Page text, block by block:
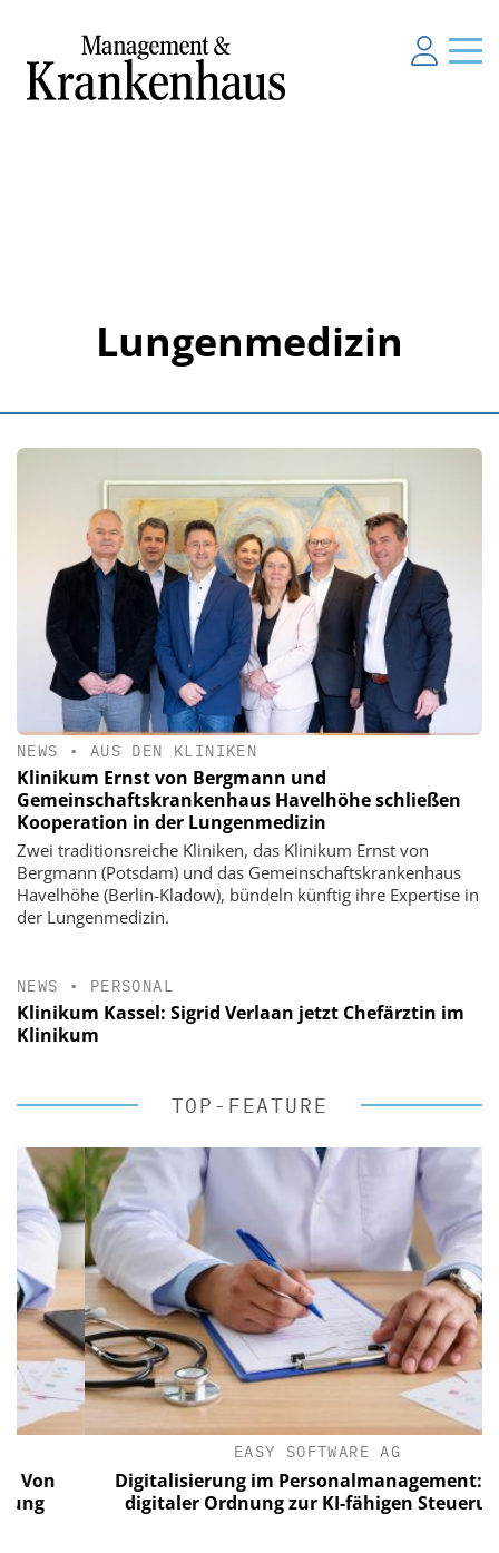
Lungenmedizin
NEWS • AUS DEN KLINIKEN
Klinikum Ernst von Bergmann und
Gemeinschaftskrankenhaus Havelhöhe schließen
Kooperation in der Lungenmedizin
Zwei traditionsreiche Kliniken, das Klinikum Ernst von
Bergmann (Potsdam) und das Gemeinschaftskrankenhaus
Havelhöhe (Berlin-Kladow), bündeln künftig ihre Expertise in
der Lungenmedizin.
NEWS • PERSONAL
Klinikum Kassel: Sigrid Verlaan jetzt Chefärztin im
Klinikum
TOP-FEATURE
EASY SOFTWARE AG
Digitalisierung im Personalmanagement: Von
digitaler Ordnung zur KI-fähigen Steuerung